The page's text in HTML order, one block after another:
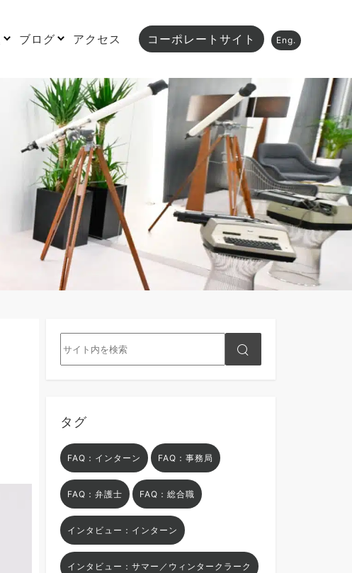
ブログ アクセス コーポレートサイト Eng.
タグ
FAQ：インターン FAQ：事務局
FAQ：弁護士 FAQ：総合職
インタビュー：インターン
インタビュー：サマー／ウィンタークラーク